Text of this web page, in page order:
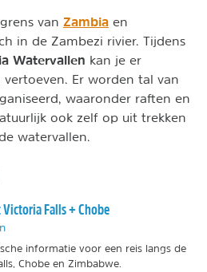
van Zambia en
in de Zambezi rivier. Tijdens
Watervallen kan je er
vertoeven. Er worden tal van
waaronder raften en
ook zelf op uit trekken
watervallen.
Victoria Falls + Chobe
informatie voor een reis langs de
Chobe en Zimbabwe.